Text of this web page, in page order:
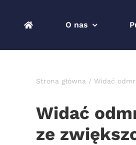
O nas
Strona główna Widać
Widać
ze